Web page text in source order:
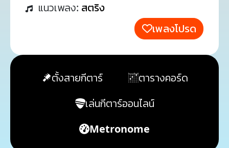
แนวเพลง: สตริง
เพลงโปรด
ตั้งสายกีตาร์
ตารางคอร์ด
เล่นกีตาร์ออนไลน์
Metronome